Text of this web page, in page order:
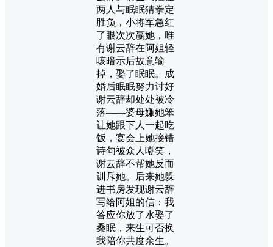
两人与眠眠猜拳定
胜负，小将军急红
了眼次次赢她，唯
有谢云辞在阿姐轻
咳暗示后故意输
掉，娶了眠眠。成
婚后眠眠努力讨好
谢云辞却处处被冷
落——婆母嫌她笨
让她跟下人一起吃
饭，宴会上她接错
诗句被众人嘲笑，
谢云辞不帮她反而
训斥她。后来她躲
进书房发现谢云辞
写给阿姐的信：我
答应你放了水娶了
桑眠，来生可否换
我陪你共度余生。